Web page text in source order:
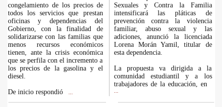
congelamiento de los precios de
todos los servicios que prestan
oficinas y dependencias del
Gobierno, con la finalidad de
solidarizarse con las familias que
menos recursos económicos
tienen, ante la crisis económica
que se perfila con el incremento a
los precios de la gasolina y el
diesel.
De inicio respondió
Sexuales y Contra la Familia
intensificará las pláticas de
prevención contra la violencia
familiar, abuso sexual y las
adiciones, anunció la licenciada
Lorena Morán Yamil, titular de
esta dependencia.
La propuesta va dirigida a la
comunidad estudiantil y a los
trabajadores de la educación, en